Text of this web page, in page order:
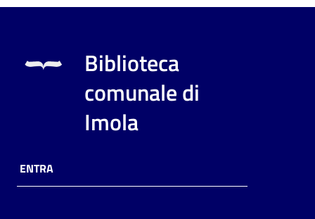
Biblioteca
comunale di
Imola
ENTRA